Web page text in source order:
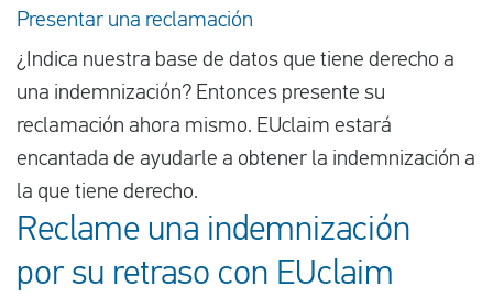
Presentar una reclamación
¿Indica nuestra base de datos que tiene derecho a
una indemnización? Entonces presente su
reclamación ahora mismo. EUclaim estará
encantada de ayudarle a obtener la indemnización a
la que tiene derecho.
Reclame una indemnización
por su retraso con EUclaim